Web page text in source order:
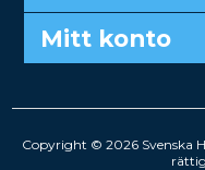
Mitt konto
Copyright © 2026 Svenska